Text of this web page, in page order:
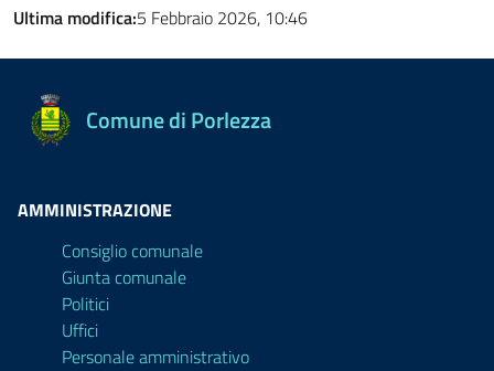
Ultima modifica:5 Febbraio 2026, 10:46
Comune di Porlezza
AMMINISTRAZIONE
Consiglio comunale
Giunta comunale
Politici
Uffici
Personale amministrativo